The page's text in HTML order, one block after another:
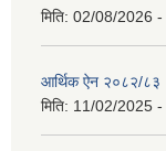
मिति: 02/08/2026 -
आर्थिक ऐन २०८२/८३
मिति: 11/02/2025 -